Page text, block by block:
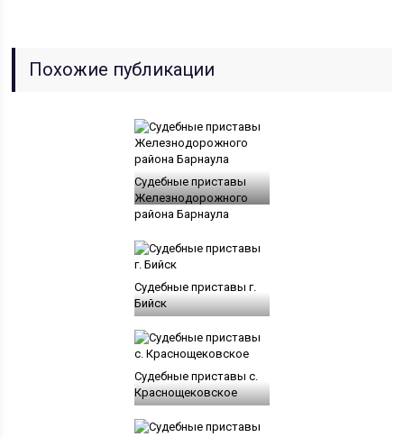
Похожие публикации
Судебные приставы
Железнодорожного
района Барнаула
Судебные приставы г.
Бийск
Судебные приставы c.
Краснощековское